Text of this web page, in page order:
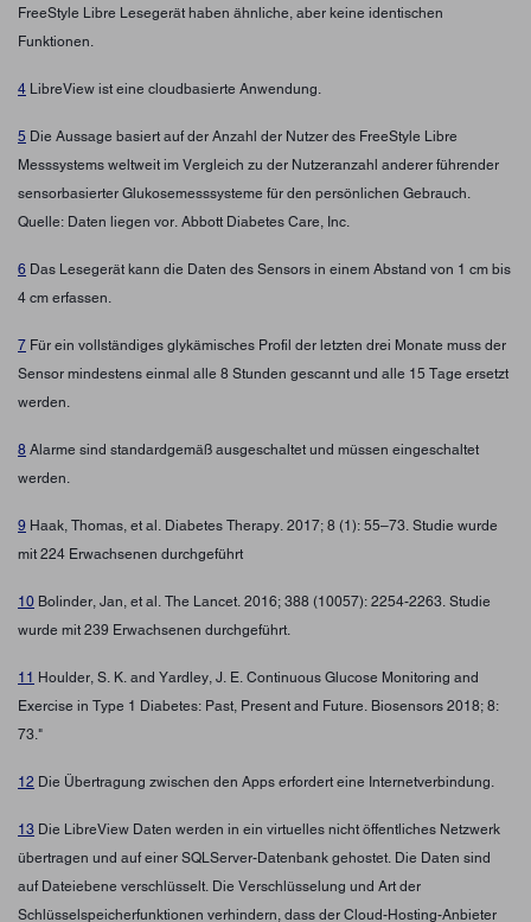
FreeStyle Libre Lesegerät haben ähnliche, aber keine identischen
Funktionen.
4 LibreView ist eine cloudbasierte Anwendung.
5 Die Aussage basiert auf der Anzahl der Nutzer des FreeStyle Libre
Messsystems weltweit im Vergleich zu der Nutzeranzahl anderer führender
sensorbasierter Glukosemesssysteme für den persönlichen Gebrauch.
Quelle: Daten liegen vor. Abbott Diabetes Care, Inc.
6 Das Lesegerät kann die Daten des Sensors in einem Abstand von 1 cm bis
4 cm erfassen.
7 Für ein vollständiges glykämisches Profil der letzten drei Monate muss der
Sensor mindestens einmal alle 8 Stunden gescannt und alle 15 Tage ersetzt
werden.
8 Alarme sind standardgemäß ausgeschaltet und müssen eingeschaltet
werden.
9 Haak, Thomas, et al. Diabetes Therapy. 2017; 8 (1): 55–73. Studie wurde
mit 224 Erwachsenen durchgeführt
10 Bolinder, Jan, et al. The Lancet. 2016; 388 (10057): 2254-2263. Studie
wurde mit 239 Erwachsenen durchgeführt.
11 Houlder, S. K. and Yardley, J. E. Continuous Glucose Monitoring and
Exercise in Type 1 Diabetes: Past, Present and Future. Biosensors 2018; 8:
73."
12 Die Übertragung zwischen den Apps erfordert eine Internetverbindung.
13 Die LibreView Daten werden in ein virtuelles nicht öffentliches Netzwerk
übertragen und auf einer SQLServer-Datenbank gehostet. Die Daten sind
auf Dateiebene verschlüsselt. Die Verschlüsselung und Art der
Schlüsselspeicherfunktionen verhindern, dass der Cloud-Hosting-Anbieter